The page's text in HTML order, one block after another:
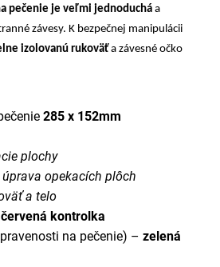
pečenie je veľmi jednoduchá a
závesy. K bezpečnej manipulácii
izolovanú rukoväťa závesné očko
285 x 152mm
plochy
opekacích plôch
a telo
červená kontrolka
na pečenie) – zelená